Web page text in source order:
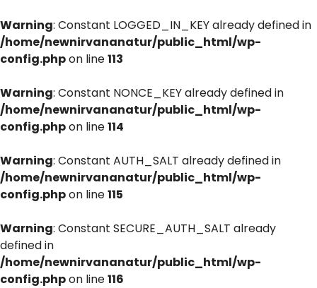
Warning: Constant LOGGED_IN_KEY already defined in
/home/newnirvananatur/public_html/wp-
config.phpon line113
Warning: Constant NONCE_KEY already defined in
/home/newnirvananatur/public_html/wp-
config.phpon line114
Warning: Constant AUTH_SALT already defined in
/home/newnirvananatur/public_html/wp-
config.phpon line115
Warning: Constant SECURE_AUTH_SALT already
defined in
/home/newnirvananatur/public_html/wp-
config.phpon line116